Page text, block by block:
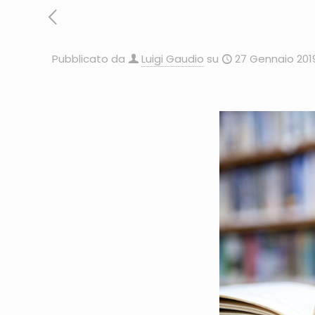
Pubblicato da Luigi Gaudio su 27 Gennaio